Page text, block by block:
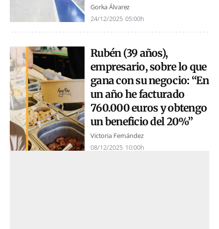
Gorka Álvarez
24/12/2025 05:00h
Rubén (39 años),
empresario, sobre lo que
gana con su negocio: “En
un año he facturado
760.000 euros y obtengo
un beneficio del 20%”
Victoria Fernández
08/12/2025 10:00h